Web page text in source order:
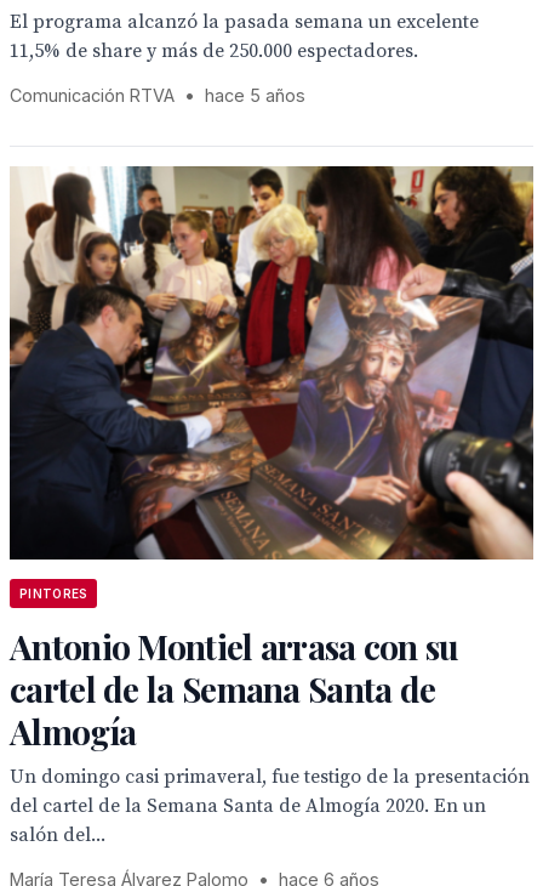
El programa alcanzó la pasada semana un excelente
11,5% de share y más de 250.000 espectadores.
Comunicación RTVA • hace 5 años
PINTORES
Antonio Montiel arrasa con su
cartel de la Semana Santa de
Almogía
Un domingo casi primaveral, fue testigo de la presentación
del cartel de la Semana Santa de Almogía 2020. En un
salón del...
María Teresa Álvarez Palomo • hace 6 años